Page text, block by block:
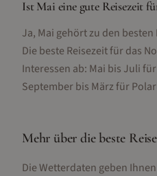
Ist Mai eine gute Reisezeit
Ja, Mai gehört zu den
Die beste Reisezeit für das
Interessen ab: Mai bis Juli
September bis März für
Mehr über die beste
Die Wetterdaten geben